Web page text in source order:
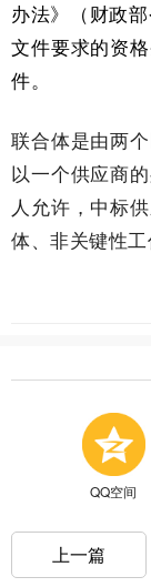
办法》（财政
文件要求的资
件。
联合体是由两
以一个供应商
人允许，中标
体、非关键性工
QQ空间
上一篇